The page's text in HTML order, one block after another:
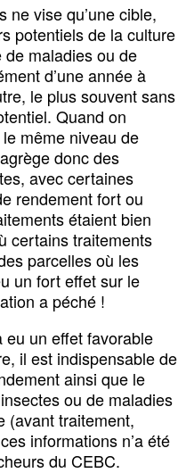
ne vise qu’une cible,
potentiels de la culture
maladies ou de
d’une année à
le plus souvent sans
Quand on
même niveau de
donc des
avec certaines
rendement fort ou
étaient bien
certains traitements
parcelles où les
un fort effet sur le
a péché !
eu un effet favorable
il est indispensable de
ainsi que le
ou de maladies
(avant traitement,
informations n’a été
du CEBC.